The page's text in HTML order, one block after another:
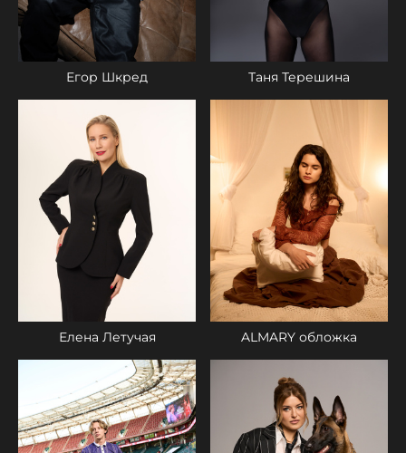
Егор Шкред Таня Терешина
Елена Летучая ALMARY обложка